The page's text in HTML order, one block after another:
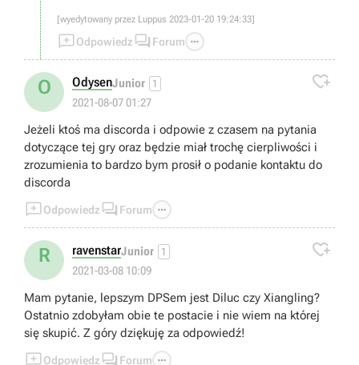
[wyedytowany przez Luppus 2023-01-20 19:24:33]
Odpowiedz  Forum 
O OdysenJunior 1
2021-08-07 01:27

Jeżeli ktoś ma discorda i odpowie z czasem na pytania
dotyczące tej gry oraz będzie miał trochę cierpliwości i
zrozumienia to bardzo bym prosił o podanie kontaktu do
discorda
Odpowiedz  Forum 
R ravenstarJunior 1
2021-03-08 10:09

Mam pytanie, lepszym DPSem jest Diluc czy Xiangling?
Ostatnio zdobyłam obie te postacie i nie wiem na której
się skupić. Z góry dziękuję za odpowiedź!
Odpowiedz  Forum 